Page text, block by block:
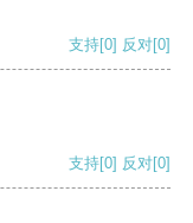
支持[0] 反对[0]
支持[0] 反对[0]